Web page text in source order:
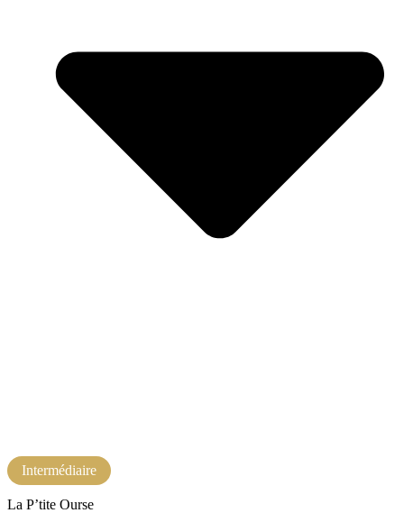
Intermédiaire
La P’tite Ourse